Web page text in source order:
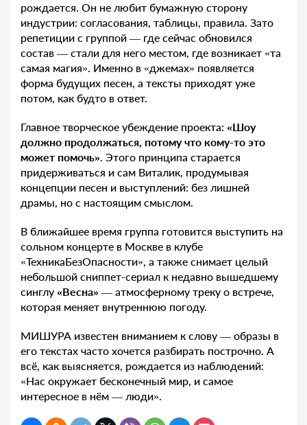
рождается. Он не любит бумажную сторону
индустрии: согласования, таблицы, правила. Зато
репетиции с группой — где сейчас обновился
состав — стали для него местом, где возникает «та
самая магия». Именно в «джемах» появляется
форма будущих песен, а тексты приходят уже
потом, как будто в ответ.
Главное творческое убеждение проекта: «Шоу
должно продолжаться, потому что кому-то это
может помочь». Этого принципа старается
придерживаться и сам Виталик, продумывая
концепции песен и выступлений: без лишней
драмы, но с настоящим смыслом.
В ближайшее время группа готовится выступить на
сольном концерте в Москве в клубе
«ТехникаБезОпасности», а также снимает целый
небольшой сниппет-сериал к недавно вышедшему
синглу «Весна» — атмосферному треку о встрече,
которая меняет внутреннюю погоду.
МИШУРА известен вниманием к слову — образы в
его текстах часто хочется разбирать построчно. А
всё, как выясняется, рождается из наблюдений:
«Нас окружает бесконечный мир, и самое
интересное в нём — люди».